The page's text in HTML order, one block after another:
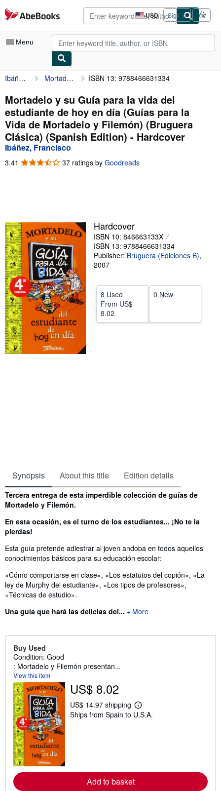
Skip to main content
AbeBooks.com USD
Site
shopping
preferences
Sign in
Menu
My Account
My Purchases
Advanced Search
Browse Collections
Rare Books
Art & Collectibles
Help
CLOSE
Ibáñez, Francisco Mortadelo y su Guía para la vida del estudiante de hoy en día (Guías para la Vida de Mortadelo y Filemón) (Bruguera Clásica) (Spanish Edition) ISBN 13: 9788466631334
Mortadelo y su Guía para la vida del
estudiante de hoy en día (Guías para la
Vida de Mortadelo y Filemón) (Bruguera
Clásica) (Spanish Edition) - Hardcover
Ibáñez, Francisco
3.41 3.41
37 ratings by Goodreads
Hardcover
ISBN 10: 846663133X
ISBN 13: 9788466631334
Publisher: Bruguera (Ediciones B),
2007
8 Used
From US$
8.02
0 New
Synopsis About this title Edition details
Synopsis
Tercera entrega de esta imperdible colección de guías de
Mortadelo y Filemón.
En esta ocasión, es el turno de los estudiantes... ¡No te la
pierdas!
Esta guía pretende adiestrar al joven andoba en todos aquellos
conocimientos básicos para su educación escolar:
«Cómo comportarse en clase», «Los estatutos del copión», «La
ley de Murphy del estudiante», «Los tipos de profesores»,
«Técnicas de estudio».
Una guía que hará las delicias del...
More
Buy Used
Condition: Good
: Mortadelo y Filemón presentan...
View this item
US$ 8.02
US$ 14.97 shipping
L
e
a
Ships from Spain to U.S.A.
Add to basket